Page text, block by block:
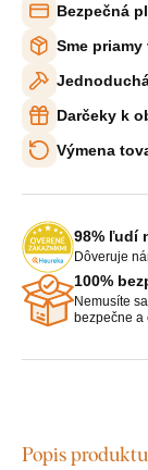
Bezpečná
Sme
Darčeky k
Výmena
98% ľudí
Dôveruje
100%
Nemusíte
bezpečne a
Popis produktu